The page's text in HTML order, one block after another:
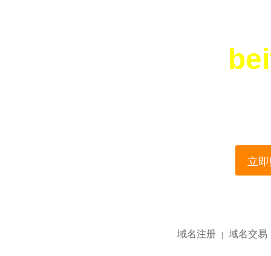
立
域名注册 | 域名交易